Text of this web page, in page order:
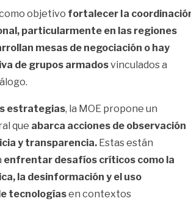
objetivo fortalecer Ia
particularmente en las regiones
mesas de negociación o hay
de grupos armadosvinculados a
estrategias, la MOE propone un
que abarca acciones de observación
y transparencia. Estas están
enfrentar desafíos críticos como la
la desinformación y el uso
tecnologíasen contextos